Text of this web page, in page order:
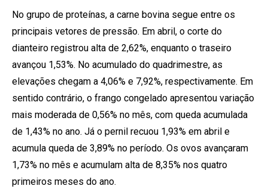
No grupo de proteínas, a carne bovina segue entre os
principais vetores de pressão. Em abril, o corte do
dianteiro registrou alta de 2,62%, enquanto o traseiro
avançou 1,53%. No acumulado do quadrimestre, as
elevações chegam a 4,06% e 7,92%, respectivamente. Em
sentido contrário, o frango congelado apresentou variação
mais moderada de 0,56% no mês, com queda acumulada
de 1,43% no ano. Já o pernil recuou 1,93% em abril e
acumula queda de 3,89% no período. Os ovos avançaram
1,73% no mês e acumulam alta de 8,35% nos quatro
primeiros meses do ano.